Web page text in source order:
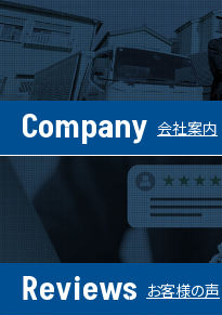
Company 会社案内
Reviews お客様の声